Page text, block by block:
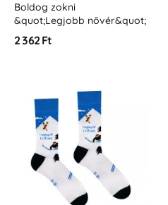
Boldog zokni
&quot;Legjobb nővér&quot;
2 362 Ft